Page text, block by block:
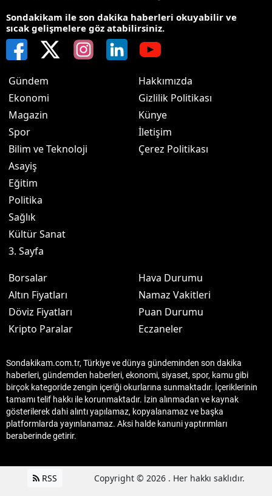
Sondakikam ile son dakika haberleri okuyabilir ve
sıcak gelişmelere göz atabilirsiniz.
Gündem
Ekonomi
Magazin
Spor
Bilim ve Teknoloji
Asayiş
Eğitim
Politika
Sağlık
Kültür Sanat
3. Sayfa
Hakkımızda
Gizlilik Politikası
Künye
İletişim
Çerez Politikası
Borsalar
Altın Fiyatları
Döviz Fiyatları
Kripto Paralar
Hava Durumu
Namaz Vakitleri
Puan Durumu
Eczaneler
Sondakikam.com.tr, Türkiye ve dünya gündeminden son dakika
haberleri, gündemden haberleri, ekonomi, siyaset, spor, kamu gibi
birçok kategoride zengin içeriği okurlarına sunmaktadır. İçeriklerinin
tamamı telif hakkı ile korunmaktadır. İzin alınmadan ve kaynak
gösterilerek dahi alıntı yapılamaz, kopyalanamaz ve başka
platformlarda yayınlanamaz. Aksi halde kanuni yaptırımları
beraberinde getirir.
RSS Copyright © 2026 . Her hakkı saklıdır.